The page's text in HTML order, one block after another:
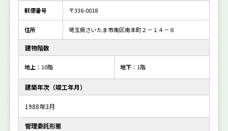
郵便番号 〒336-0018
住所 埼玉県さいたま市南区南本町２－１４－８
建物階数
地上 ：10階 地下：1階
建築年次（竣工年月）
1988年3月
管理委託形態